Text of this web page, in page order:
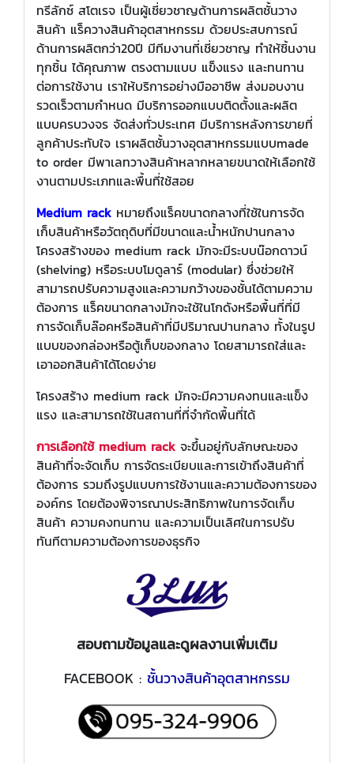
ทรีลักซ์ สโตเรจ เป็นผู้เชี่ยวชาญด้านการผลิตชั้นวาง
สินค้า แร็ควางสินค้าอุตสาหกรรม ด้วยประสบการณ์
ด้านการผลิตกว่า20ปี มีทีมงานที่เชี่ยวชาญ ทำให้ชิ้นงาน
ทุกชิ้น ได้คุณภาพ ตรงตามแบบ แข็งแรง และทนทาน
ต่อการใช้งาน เราให้บริการอย่างมืออาชีพ ส่งมอบงาน
รวดเร็วตามกำหนด มีบริการออกแบบติดตั้งและผลิต
แบบครบวงจร จัดส่งทั่วประเทศ มีบริการหลังการขายที่
ลูกค้าประทับใจ เราผลิตชั้นวางอุตสาหกรรมแบบmade
to order มีพาเลทวางสินค้าหลากหลายขนาดให้เลือกใช้
งานตามประเภทและพื้นที่ใช้สอย
Medium rack หมายถึงแร็คขนาดกลางที่ใช้ในการจัด
เก็บสินค้าหรือวัตถุดิบที่มีขนาดและน้ำหนักปานกลาง
โครงสร้างของ medium rack มักจะมีระบบน๊อกดาวน์
(shelving) หรือระบบโมดูลาร์ (modular) ซึ่งช่วยให้
สามารถปรับความสูงและความกว้างของชั้นได้ตามความ
ต้องการ แร็คขนาดกลางมักจะใช้ในโกดังหรือพื้นที่ที่มี
การจัดเก็บล๊อคหรือสินค้าที่มีปริมาณปานกลาง ทั้งในรูป
แบบของกล่องหรือตู้เก็บของกลาง โดยสามารถใส่และ
เอาออกสินค้าได้โดยง่าย
โครงสร้าง medium rack มักจะมีความคงทนและแข็ง
แรง และสามารถใช้ในสถานที่ที่จำกัดพื้นที่ได้
การเลือกใช้ medium rack จะขึ้นอยู่กับลักษณะของ
สินค้าที่จะจัดเก็บ การจัดระเบียบและการเข้าถึงสินค้าที่
ต้องการ รวมถึงรูปแบบการใช้งานและความต้องการของ
องค์กร โดยต้องพิจารณาประสิทธิภาพในการจัดเก็บ
สินค้า ความคงทนทาน และความเป็นเลิศในการปรับ
ทันทีตามความต้องการของธุรกิจ
สอบถามข้อมูลและดูผลงานเพิ่มเติม
FACEBOOK : ชั้นวางสินค้าอุตสาหกรรม